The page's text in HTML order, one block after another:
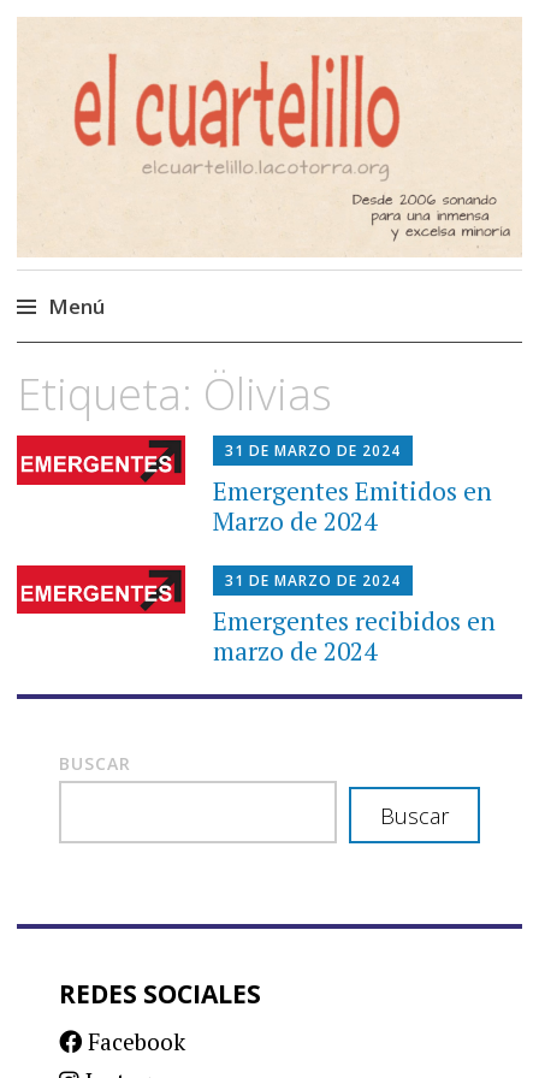
El Cuartelillo
Programa de radio de música
independiente. Podcast
Menú
al
contenido
Etiqueta: Ölivias
31 DE MARZO DE 2024
Emergentes Emitidos en
Marzo de 2024
31 DE MARZO DE 2024
Emergentes recibidos en
marzo de 2024
BUSCAR
Buscar
REDES SOCIALES
Facebook